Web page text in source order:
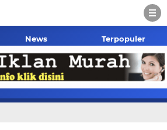
News Terpopuler